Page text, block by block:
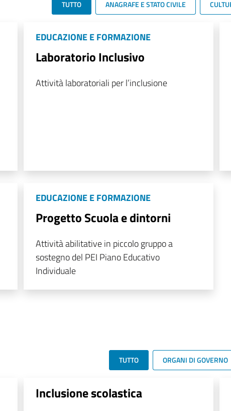
TUTTO ANAGRAFE E STATO CIVILE
EDUCAZIONE E FORMAZIONE
Laboratorio Inclusivo
Attività laboratoriali per l’inclusione
EDUCAZIONE E FORMAZIONE
Progetto Scuola e dintorni
Attività abilitative in piccolo gruppo a
sostegno del PEI Piano Educativo
Individuale
TUTTO ORGANI DI GOVERNO
Inclusione scolastica